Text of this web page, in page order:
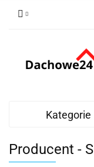
Kategorie
Producent -